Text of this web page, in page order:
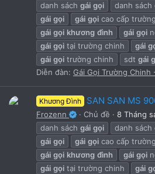
danh sách gái gọi danh sách
gái gọi gái gọi cao cấp
gái gọi khương đình gái gọi
gái gọi tại trường chinh gái
gái gọi trường chinh sdt gái
Diễn đàn: Gái Gọi Trường Chinh
Khương Đình SAN SAN MS
Frozenn Chủ đề 8 Tháng
danh sách gái gọi danh sách
gái gọi gái gọi cao cấp
gái gọi khương đình gái gọi
gái gọi tại trường chinh gái